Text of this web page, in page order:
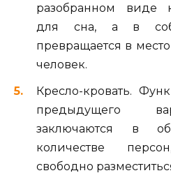
разобранном виде
для сна, а в
превращается в
человек.
Кресло-кровать.
предыдущего
заключаются в
количестве
свободно